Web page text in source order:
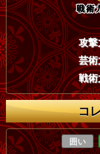
攻
芸
戦
コ
囲い